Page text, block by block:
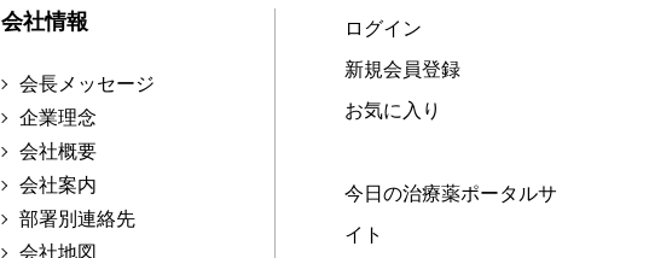
会社情報
会長メッセージ
企業理念
会社概要
会社案内
部署別連絡先
会社地図
ログイン
新規会員登録
お気に入り
今日の治療薬ポータルサ
イト